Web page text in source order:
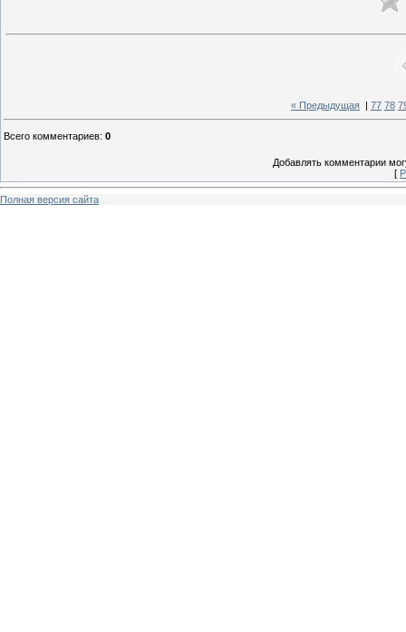
« Предыдущая 77 78
Всего комментариев: 0
Добавлять комментарии
[
Полная версия сайта